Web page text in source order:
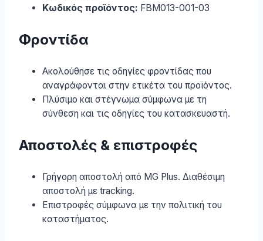
Κωδικός προϊόντος: FBM013-001-03
Φροντίδα
Ακολούθησε τις οδηγίες φροντίδας που
αναγράφονται στην ετικέτα του προϊόντος.
Πλύσιμο και στέγνωμα σύμφωνα με τη
σύνθεση και τις οδηγίες του κατασκευαστή.
Αποστολές & επιστροφές
Γρήγορη αποστολή από MG Plus. Διαθέσιμη
αποστολή με tracking.
Επιστροφές σύμφωνα με την πολιτική του
καταστήματος.